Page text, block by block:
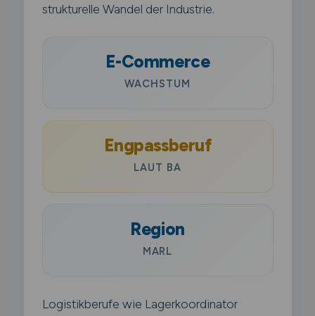
strukturelle Wandel der Industrie.
E-Commerce
WACHSTUM
Engpassberuf
LAUT BA
Region
MARL
Logistikberufe wie Lagerkoordinator